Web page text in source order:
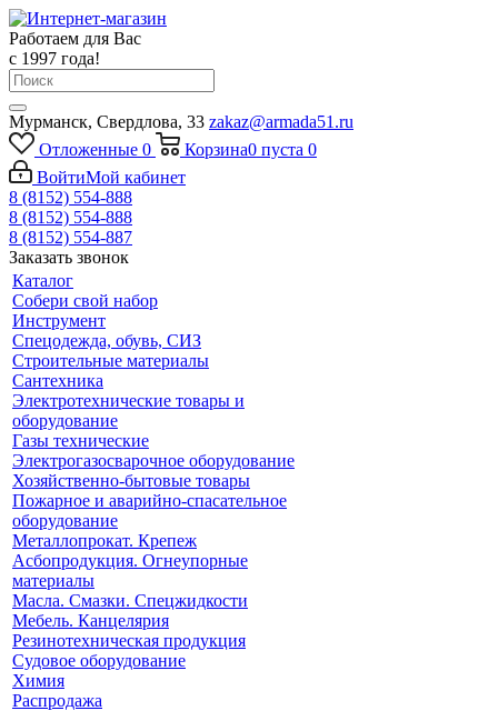
Работаем для Вас
с 1997 года!
Мурманск, Свердлова, 33 zakaz@armada51.ru
Отложенные 0 Корзина0 пуста 0
ВойтиМой кабинет
8 (8152) 554-888
8 (8152) 554-888
8 (8152) 554-887
Заказать звонок
Каталог
Собери свой набор
Инструмент
Спецодежда, обувь, СИЗ
Строительные материалы
Сантехника
Электротехнические товары и
оборудование
Газы технические
Электрогазосварочное оборудование
Хозяйственно-бытовые товары
Пожарное и аварийно-спасательное
оборудование
Металлопрокат. Крепеж
Асбопродукция. Огнеупорные
материалы
Масла. Смазки. Спецжидкости
Мебель. Канцелярия
Резинотехническая продукция
Судовое оборудование
Химия
Распродажа